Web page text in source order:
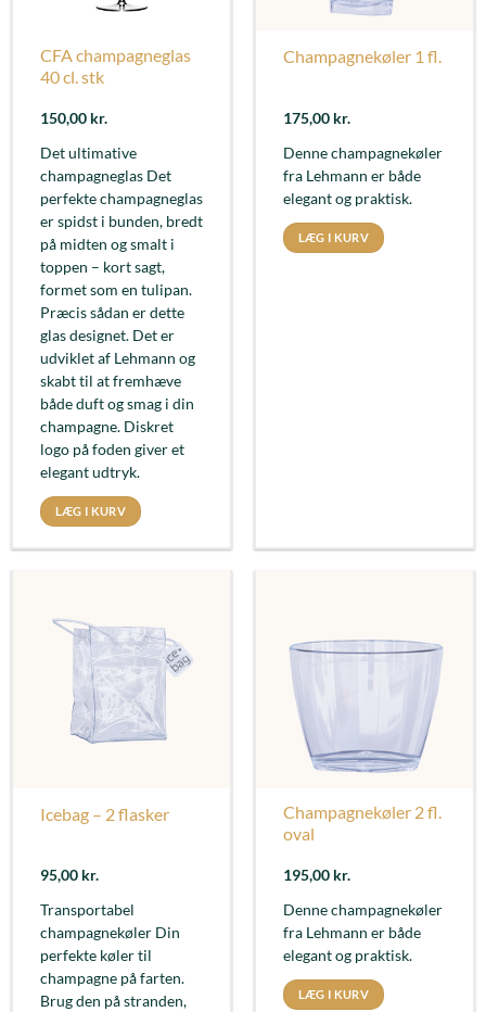
CFA champagneglas
40 cl. stk
150,00 kr.
Det ultimative
champagneglas Det
perfekte champagneglas
er spidst i bunden, bredt
på midten og smalt i
toppen – kort sagt,
formet som en tulipan.
Præcis sådan er dette
glas designet. Det er
udviklet af Lehmann og
skabt til at fremhæve
både duft og smag i din
champagne. Diskret
logo på foden giver et
elegant udtryk.
LÆG I KURV
Champagnekøler 1 fl.
175,00 kr.
Denne champagnekøler
fra Lehmann er både
elegant og praktisk.
LÆG I KURV
Icebag – 2 flasker
95,00 kr.
Transportabel
champagnekøler Din
perfekte køler til
champagne på farten.
Brug den på stranden,
Champagnekøler 2 fl.
oval
195,00 kr.
Denne champagnekøler
fra Lehmann er både
elegant og praktisk.
LÆG I KURV